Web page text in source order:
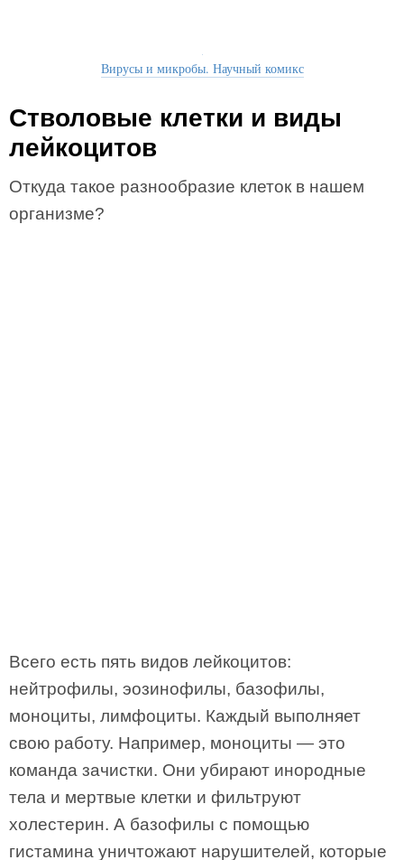
Вирусы и микробы. Научный комикс
Стволовые клетки и виды
лейкоцитов
Откуда такое разнообразие клеток в нашем
организме?
Всего есть пять видов лейкоцитов:
нейтрофилы, эозинофилы, базофилы,
моноциты, лимфоциты. Каждый выполняет
свою работу. Например, моноциты — это
команда зачистки. Они убирают инородные
тела и мертвые клетки и фильтруют
холестерин. А базофилы с помощью
гистамина уничтожают нарушителей, которые